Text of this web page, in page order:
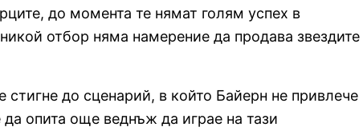
до момента те нямат голям успех в
отбор няма намерение да продава звездите
стигне до сценарий, в който Байерн не привлече
опита още веднъж да играе на тази